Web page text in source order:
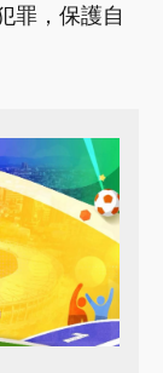
罪，保護自